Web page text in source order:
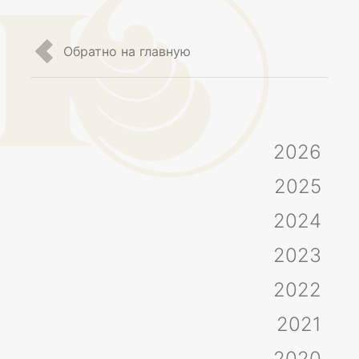
Обратно на главную
2026
2025
2024
2023
2022
2021